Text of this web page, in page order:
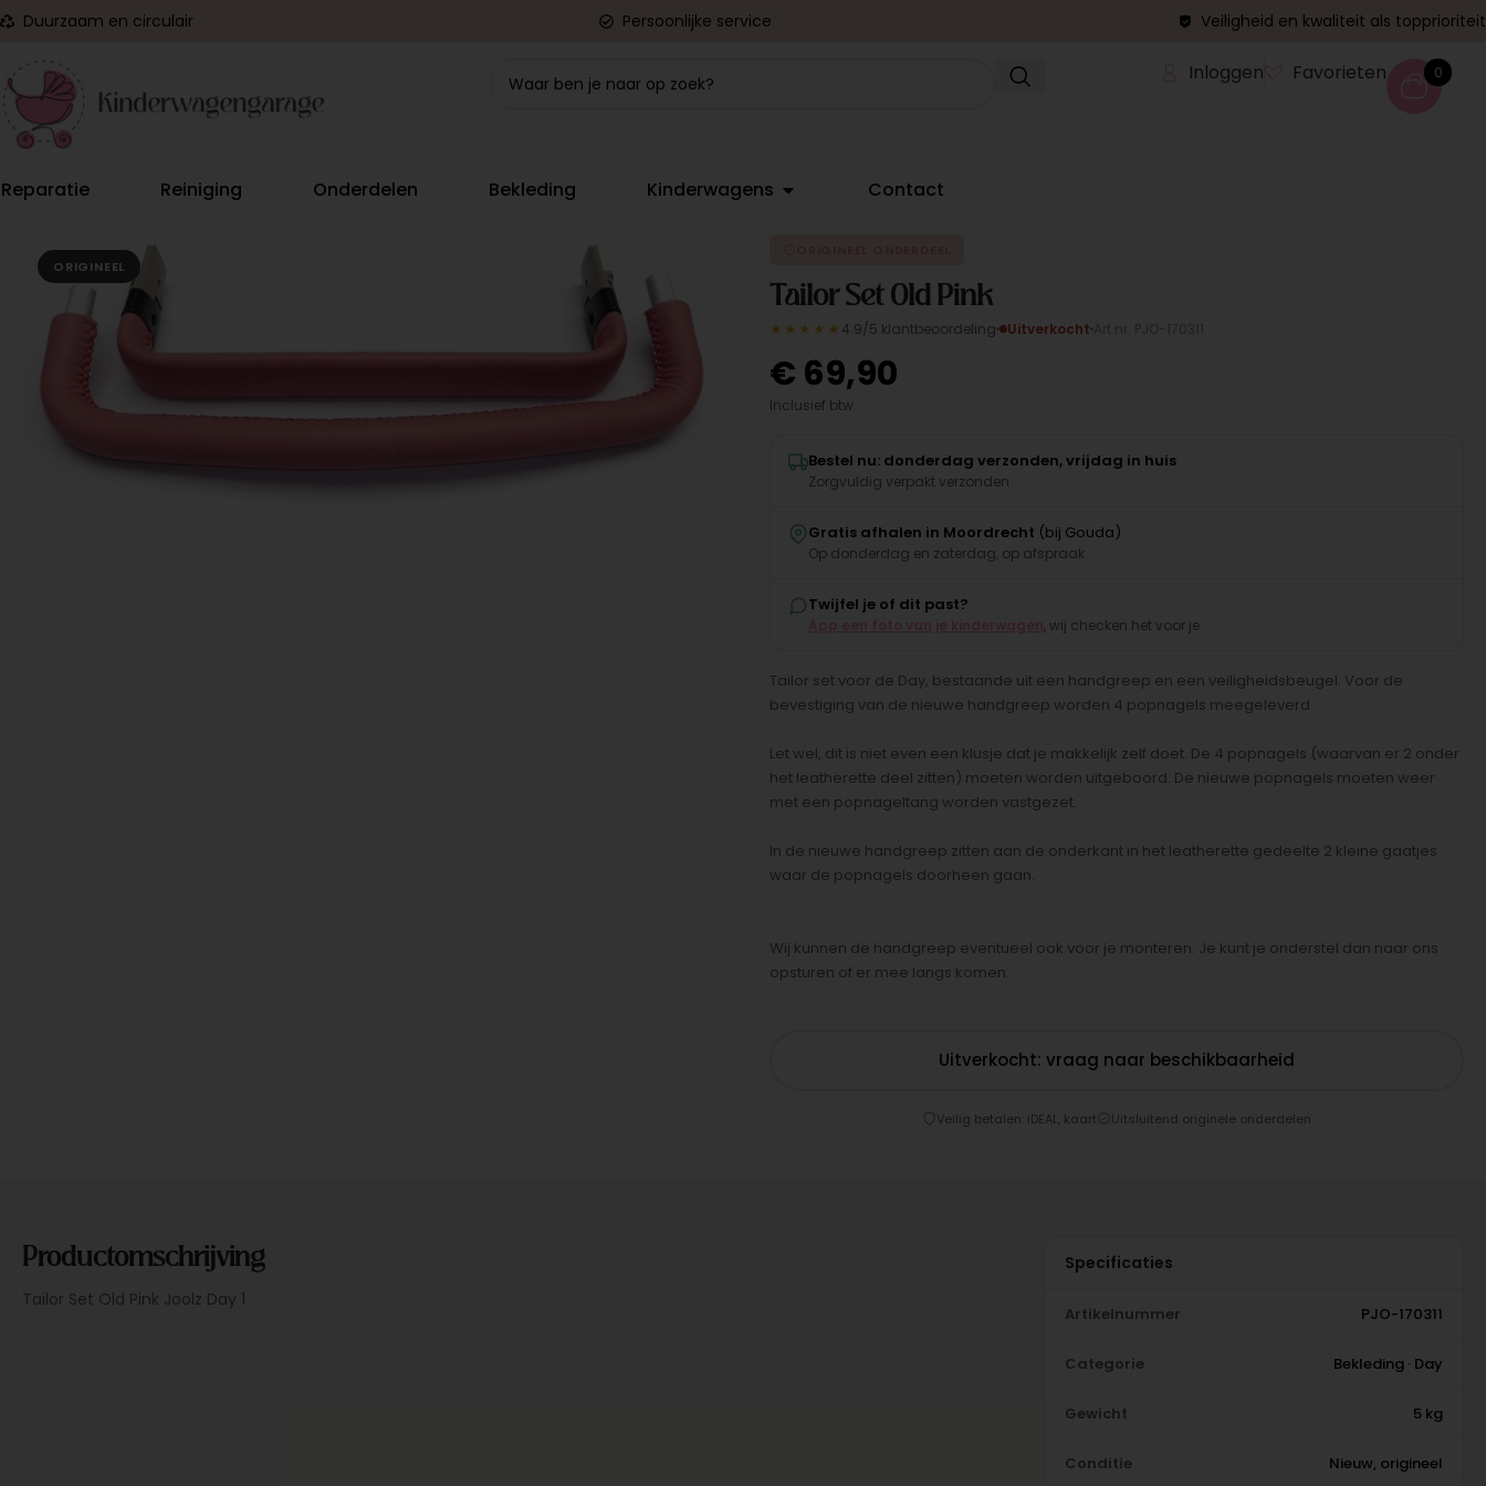
Duurzaam en circulair Persoonlijke service Veiligheid en kwaliteit als topprioriteit
Inloggen Favorieten 0
Reparatie Reiniging Onderdelen Bekleding Kinderwagens Contact
ORIGINEEL
Tailor Set Old Pink
★★★★★ 4.9/5 klantbeoordeling Uitverkocht
€ 69,90
Inclusief btw
Bestel nu: donderdag verzonden, vrijdag in huis
Zorgvuldig verpakt verzonden
Gratis afhalen in Moordrecht (bij Gouda)
Op donderdag en zaterdag, op afspraak
Twijfel je of dit past?
, wij checken het voor je
Tailor set voor de Day, bestaande uit een handgreep en een veiligheidsbeugel. Voor de
bevestiging van de nieuwe handgreep worden 4 popnagels meegeleverd.
Let wel, dit is niet even een klusje dat je makkelijk zelf doet. De 4 popnagels (waarvan er 2 onder
het leatherette deel zitten) moeten worden uitgeboord. De nieuwe popnagels moeten weer
met een popnageltang worden vastgezet.
In de nieuwe handgreep zitten aan de onderkant in het leatherette gedeelte 2 kleine gaatjes
waar de popnagels doorheen gaan.
Wij kunnen de handgreep eventueel ook voor je monteren. Je kunt je onderstel dan naar ons
opsturen of er mee langs komen.
Uitverkocht: vraag naar beschikbaarheid
Veilig betalen: iDEAL, kaart Uitsluitend originele onderdelen
Productomschrijving
Tailor Set Old Pink Joolz Day 1
Specificaties
Artikelnummer PJO-170311
Categorie Bekleding · Day
Gewicht 5 kg
Conditie Nieuw, origineel